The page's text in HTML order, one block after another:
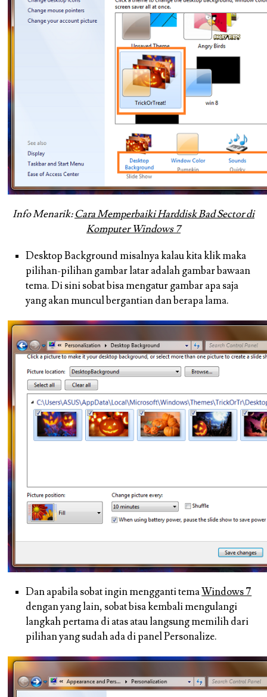
Info Menarik: Cara Memperbaiki Harddisk Bad Sector di
Komputer Windows 7
Desktop Background misalnya kalau kita klik maka
pilihan-pilihan gambar latar adalah gambar bawaan
tema. Di sini sobat bisa mengatur gambar apa saja
yang akan muncul bergantian dan berapa lama.
Dan apabila sobat ingin mengganti temaWindows 7
dengan yang lain, sobat bisa kembali mengulangi
langkah pertama di atas atau langsung memilih dari
pilihan yang sudah ada di panelPersonalize.